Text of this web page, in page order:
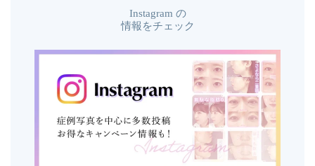
Instagram の
情報をチェック